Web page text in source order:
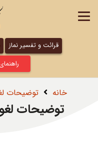
قرائت و تفسیر نماز
خانه توضیحات
توضیحات